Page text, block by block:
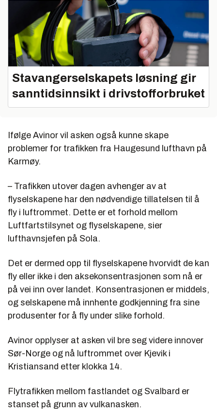
Stavangerselskapets løsning gir
sanntidsinnsikt i drivstofforbruket
Ifølge Avinor vil asken også kunne skape
problemer for trafikken fra Haugesund lufthavn på
Karmøy.
– Trafikken utover dagen avhenger av at
flyselskapene har den nødvendige tillatelsen til å
fly i luftrommet. Dette er et forhold mellom
Luftfartstilsynet og flyselskapene, sier
lufthavnsjefen på Sola.
Det er dermed opp til flyselskapene hvorvidt de kan
fly eller ikke i den aksekonsentrasjonen som nå er
på vei inn over landet. Konsentrasjonen er middels,
og selskapene må innhente godkjenning fra sine
produsenter for å fly under slike forhold.
Avinor opplyser at asken vil bre seg videre innover
Sør-Norge og nå luftrommet over Kjevik i
Kristiansand etter klokka 14.
Flytrafikken mellom fastlandet og Svalbard er
stanset på grunn av vulkanasken.